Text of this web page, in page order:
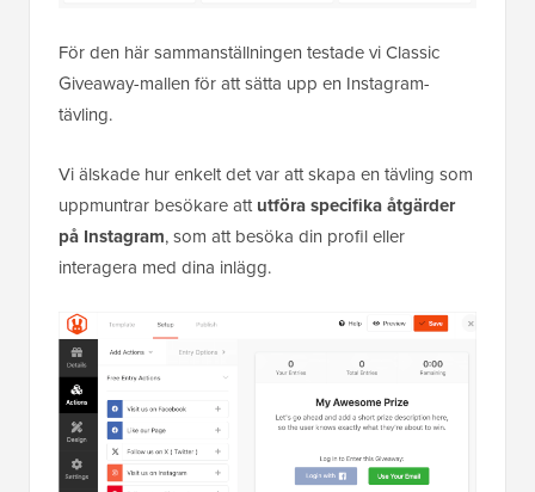
För den här sammanställningen testade vi Classic
Giveaway-mallen för att sätta upp en Instagram-
tävling.
Vi älskade hur enkelt det var att skapa en tävling som
uppmuntrar besökare attutföra specifika åtgärder
på Instagram, som att besöka din profil eller
interagera med dina inlägg.